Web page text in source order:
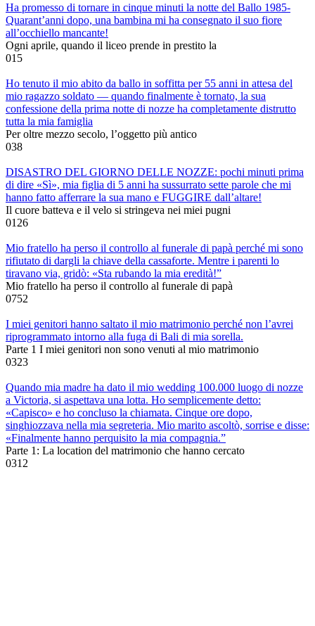
Ha promesso di tornare in cinque minuti la notte del Ballo 1985-
Quarant’anni dopo, una bambina mi ha consegnato il suo fiore
all’occhiello mancante!
Ogni aprile, quando il liceo prende in prestito la
015
Ho tenuto il mio abito da ballo in soffitta per 55 anni in attesa del
mio ragazzo soldato — quando finalmente è tornato, la sua
confessione della prima notte di nozze ha completamente distrutto
tutta la mia famiglia
Per oltre mezzo secolo, l’oggetto più antico
038
DISASTRO DEL GIORNO DELLE NOZZE: pochi minuti prima
di dire «Sì», mia figlia di 5 anni ha sussurrato sette parole che mi
hanno fatto afferrare la sua mano e FUGGIRE dall’altare!
Il cuore batteva e il velo si stringeva nei miei pugni
0126
Mio fratello ha perso il controllo al funerale di papà perché mi sono
rifiutato di dargli la chiave della cassaforte. Mentre i parenti lo
tiravano via, gridò: «Sta rubando la mia eredità!”
Mio fratello ha perso il controllo al funerale di papà
0752
I miei genitori hanno saltato il mio matrimonio perché non l’avrei
riprogrammato intorno alla fuga di Bali di mia sorella.
Parte 1 I miei genitori non sono venuti al mio matrimonio
0323
Quando mia madre ha dato il mio wedding 100.000 luogo di nozze
a Victoria, si aspettava una lotta. Ho semplicemente detto:
«Capisco» e ho concluso la chiamata. Cinque ore dopo,
singhiozzava nella mia segreteria. Mio marito ascoltò, sorrise e disse:
«Finalmente hanno perquisito la mia compagnia.”
Parte 1: La location del matrimonio che hanno cercato
0312